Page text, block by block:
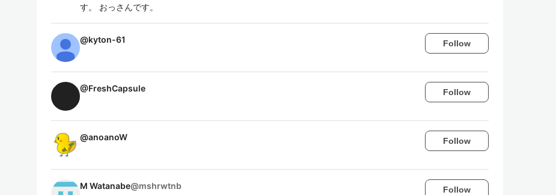
す。 おっさんです。
@kyton-61 Follow
@FreshCapsule Follow
@anoanoW Follow
M Watanabe@mshrwtnb Follow